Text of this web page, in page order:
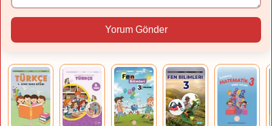
Yorum Gönder